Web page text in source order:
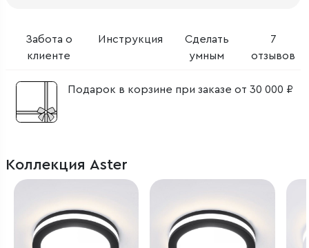
Забота о
клиенте
Инструкция
Сделать
умным
7
отзывов
Подарок в корзине при заказе от 30 000 ₽
Коллекция Aster